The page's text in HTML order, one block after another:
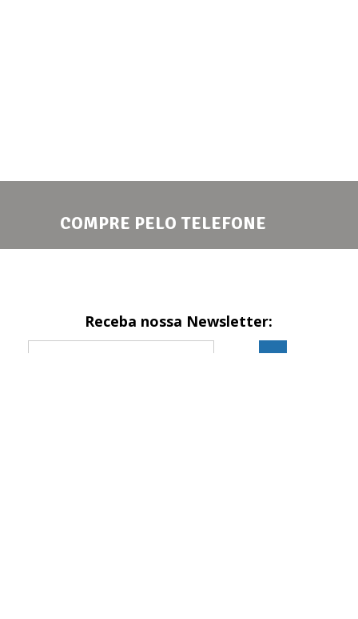
COMPRE PELO TELEFONE
Receba nossa Newsletter: